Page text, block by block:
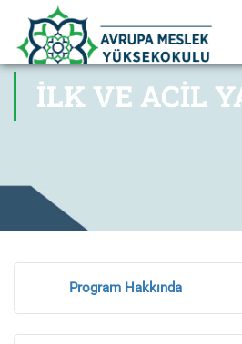
İLK VE ACIL
Program Hakkında